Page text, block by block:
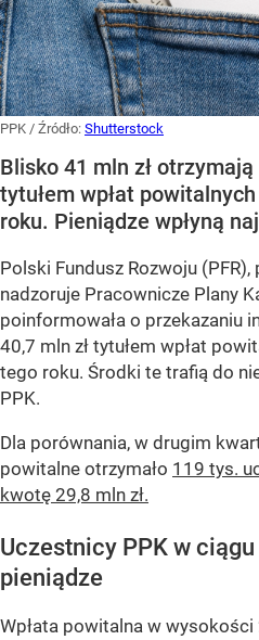
PPK / Źródło: Shutterstock
Blisko 41 mln zł
tytułem wpłat
roku. Pieniądze wpłyną
Polski Fundusz Rozwoju
nadzoruje Pracownicze Plany
poinformowała o przekazaniu
40,7 mln zł tytułem wpłat
tego roku. Środki te trafią do
PPK.
Dla porównania, w drugim
powitalne otrzymało 119 tys.
kwotę 29,8 mln zł.
Uczestnicy PPK w
pieniądze
Wpłata powitalna w wysokości